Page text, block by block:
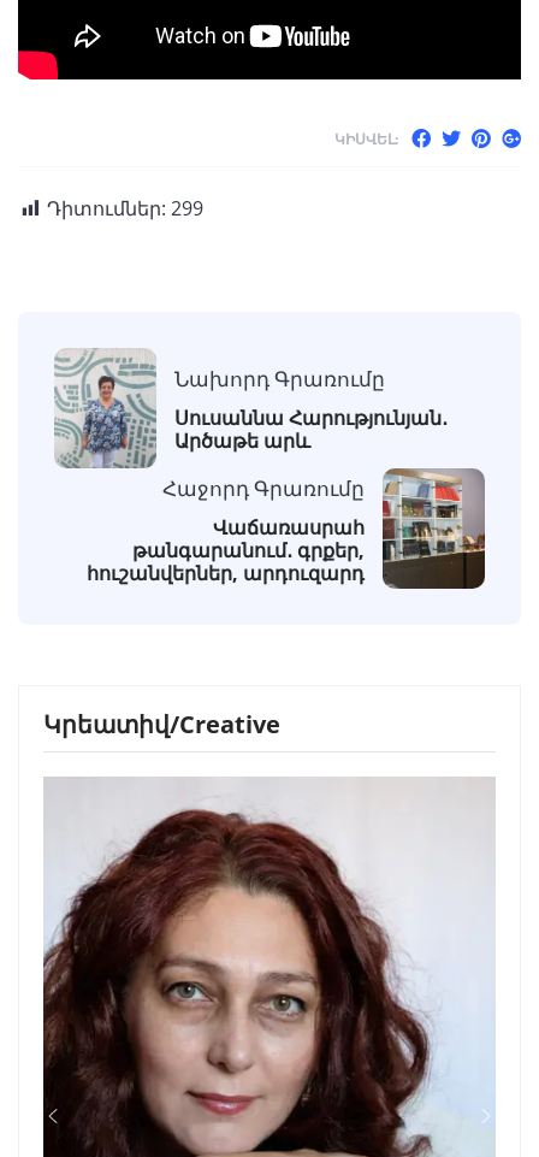
ԿԻՍՎԵԼ:
Դիտումներ: 299
Նախորդ Գրառումը
Սուսաննա Հարությունյան․
Արծաթե արև
Հաջորդ Գրառումը
Վաճառասրահ
թանգարանում․ գրքեր,
հուշանվերներ, արդուզարդ
Կրեատիվ/Creative